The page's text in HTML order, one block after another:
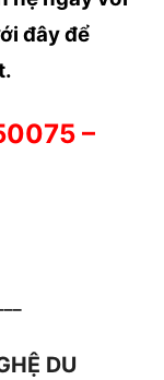
đây để
–
DU